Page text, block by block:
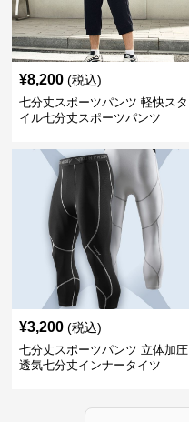
¥8,200 (税込)
七分丈スポーツパンツ 軽快スタ
イル七分丈スポーツパンツ
¥3,200 (税込)
七分丈スポーツパンツ 立体加圧
透気七分丈インナータイツ